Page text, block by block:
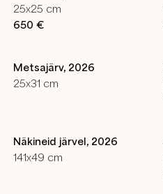
25x25 cm
650 €
Metsajärv, 2026
25x31 cm
Näkineid järvel, 2026
141x49 cm